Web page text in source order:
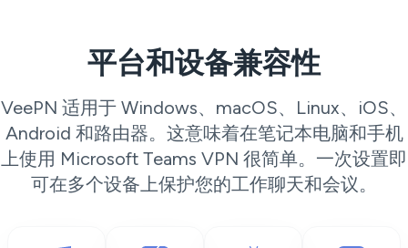
平台和设备兼容性
VeePN 适用于 Windows、macOS、Linux、iOS、
Android 和路由器。这意味着在笔记本电脑和手机
上使用 Microsoft Teams VPN 很简单。一次设置即
可在多个设备上保护您的工作聊天和会议。